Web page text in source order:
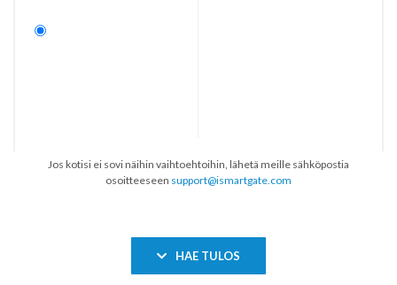
Jos kotisi ei sovi näihin vaihtoehtoihin, lähetä meille sähköpostia
osoitteeseen support@ismartgate.com
HAE TULOS